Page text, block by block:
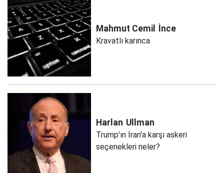
Mahmut Cemil İnce
Kravatlı karınca
Harlan Ullman
Trump'ın İran'a karşı askeri
seçenekleri neler?